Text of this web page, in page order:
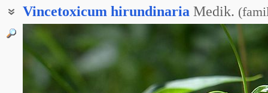
Vincetoxicum hirundinaria Medik. (
Винцетоксикум обыкновенный
Ластовень ласточковый
Ластовень лекарственный
Ластовень меловой
Ластовень рыхлый